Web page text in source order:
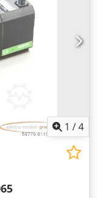
1 /4